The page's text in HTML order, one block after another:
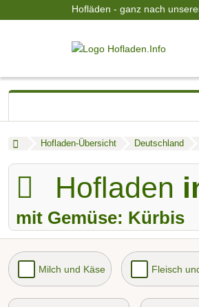
Hofläden - ganz nach
Hofladen-Übersicht Deutschland
Hofladen
mit Gemüse: Kürbis
Milch und Käse Fleisch